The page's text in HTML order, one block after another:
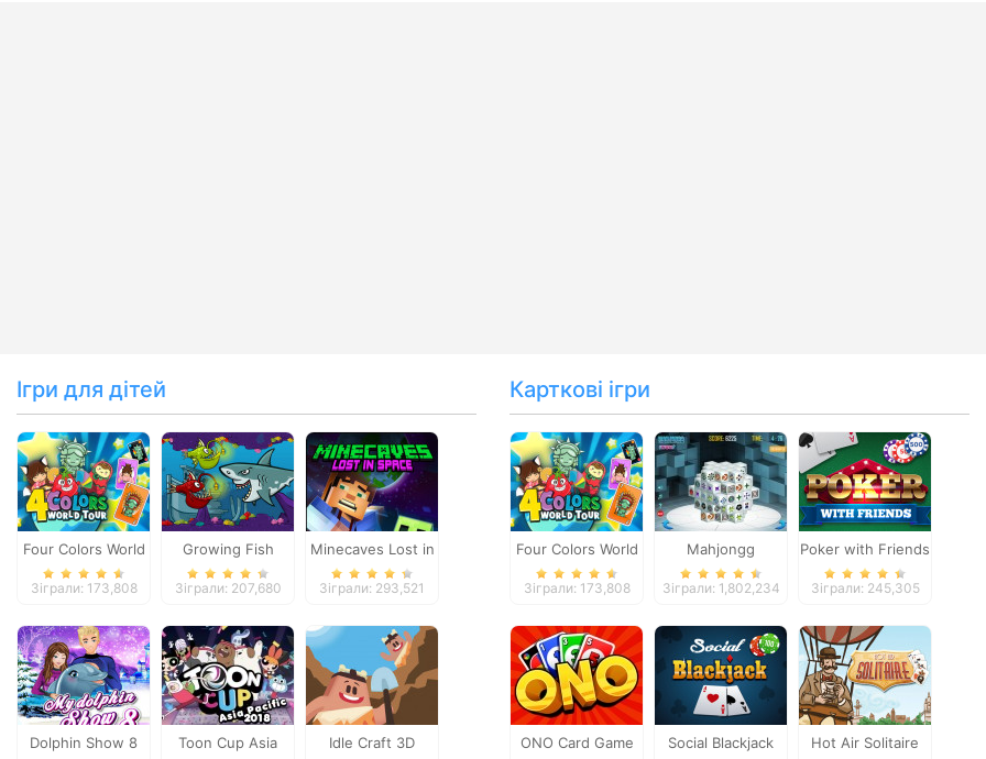
Ігри для дітей
Four Colors World
Tour
Зіграли: 173,808
Growing Fish
Зіграли: 207,680
Minecaves Lost in
Space
Зіграли: 293,521
Dolphin Show 8
Toon Cup Asia
Idle Craft 3D
Карткові ігри
Four Colors World
Tour
Зіграли: 173,808
Mahjongg
Dimensions
Зіграли: 1,802,234
Poker with Friends
Зіграли: 245,305
ONO Card Game Social Blackjack Hot Air Solitaire